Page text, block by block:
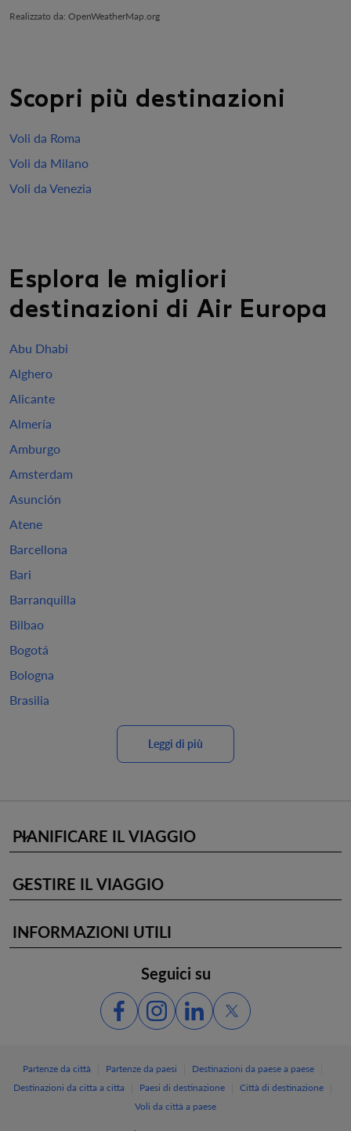
Realizzato da: OpenWeatherMap.org
Scopri più destinazioni
Voli da Roma
Voli da Milano
Voli da Venezia
Esplora le migliori
destinazioni di Air Europa
Abu Dhabi
Alghero
Alicante
Almería
Amburgo
Amsterdam
Asunción
Atene
Barcellona
Bari
Barranquilla
Bilbao
Bogotá
Bologna
Brasilia
Leggi di più
PIANIFICARE IL VIAGGIO
keyboard_arrow_down
GESTIRE IL VIAGGIO
keyboard_arrow_down
INFORMAZIONI UTILI
keyboard_arrow_down
Seguici su
Partenze da città Partenze da paesi Destinazioni da paese a paese
Destinazioni da citta a citta Paesi di destinazione Città di destinazione
Voli da città a paese